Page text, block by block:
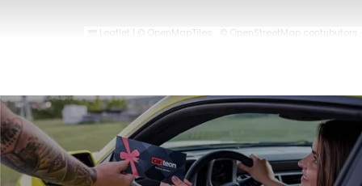
Leaflet | © OpenMapTiles © OpenStreetMap contributors